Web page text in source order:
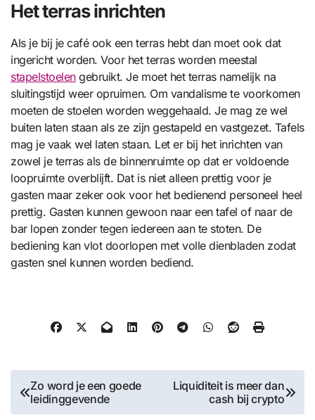
Het terras inrichten
Als je bij je café ook een terras hebt dan moet ook dat
ingericht worden. Voor het terras worden meestal
stapelstoelengebruikt. Je moet het terras namelijk na
sluitingstijd weer opruimen. Om vandalisme te voorkomen
moeten de stoelen worden weggehaald. Je mag ze wel
buiten laten staan als ze zijn gestapeld en vastgezet. Tafels
mag je vaak wel laten staan. Let er bij het inrichten van
zowel je terras als de binnenruimte op dat er voldoende
loopruimte overblijft. Dat is niet alleen prettig voor je
gasten maar zeker ook voor het bedienend personeel heel
prettig. Gasten kunnen gewoon naar een tafel of naar de
bar lopen zonder tegen iedereen aan te stoten. De
bediening kan vlot doorlopen met volle dienbladen zodat
gasten snel kunnen worden bediend.
Bericht
navigatie
Zo word je een goede
leidinggevende
Liquiditeit is meer dan
cash bij crypto